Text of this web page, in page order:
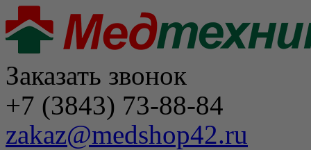
Заказать звонок
+7 (3843) 73-88-84
zakaz@medshop42.ru